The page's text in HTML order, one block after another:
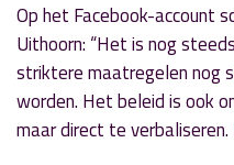
Op het Facebook-account
Uithoorn: “Het is nog
striktere maatregelen nog
worden. Het beleid is ook
maar direct te